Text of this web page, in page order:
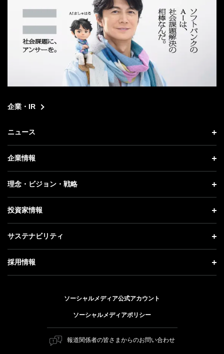
企業・IR
ニュース
ニュース トップ
プレスリリース
更新情報
記者説明会
企業情報
企業情報 トップ
社長メッセージ
事業紹介
ガバナンス
理念・ビジョン・戦略
理念・ビジョン・戦略 トップ
成長戦略「Activate AI for Society」
人材戦略
投資家情報
投資家情報 トップ
経営方針
個人投資家の皆さまへ
株式と社債について
サステナビリティ
サステナビリティ トップ
トップメッセージ
ESG方針・体制
マテリアリティ（重要課題）
採用情報
障がい者採用
ソーシャルメディア公式アカウント
ソーシャルメディアポリシー
報道関係者の皆さまからのお問い合わせ